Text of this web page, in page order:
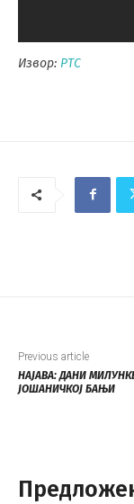
Извор: РТС
Previous article
НАЈАВА: ДАНИ
ЈОШАНИЧКОЈ БАЊИ